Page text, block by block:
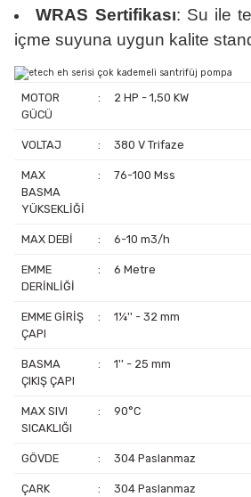
WRAS Sertifikası: Su ile
içme suyuna uygun kalite
MOTOR
GÜCÜ
: 2 HP - 1,50 KW
VOLTAJ : 380 V Trifaze
MAX
BASMA
YÜKSEKLİĞİ
: 76-100 Mss
MAX DEBİ : 6-10 m3/h
EMME
DERİNLİĞİ
: 6 Metre
EMME GİRİŞ
ÇAPI
: 1¼'' - 32 mm
BASMA
ÇIKIŞ ÇAPI
: 1'' - 25 mm
MAX SIVI
SICAKLIĞI
: 90°C
GÖVDE : 304 Paslanmaz
ÇARK
: 304 Paslanmaz